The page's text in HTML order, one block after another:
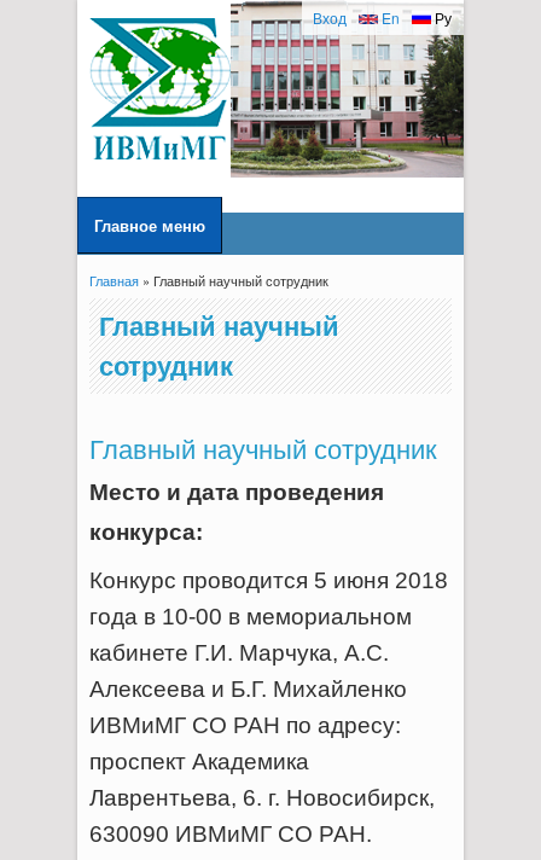
Ру
En
Вход
Главное меню
Вы здесь
Главная» Главный научный сотрудник
Главный научный
сотрудник
Главный научный сотрудник
Место и дата проведения
конкурса:
Конкурс проводится 5 июня 2018
года в 10-00 в мемориальном
кабинете Г.И. Марчука, А.С.
Алексеева и Б.Г. Михайленко
ИВМиМГ СО РАН по адресу:
проспект Академика
Лаврентьева, 6. г. Новосибирск,
630090 ИВМиМГ СО РАН.